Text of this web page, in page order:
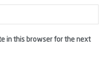
in this browser for the next